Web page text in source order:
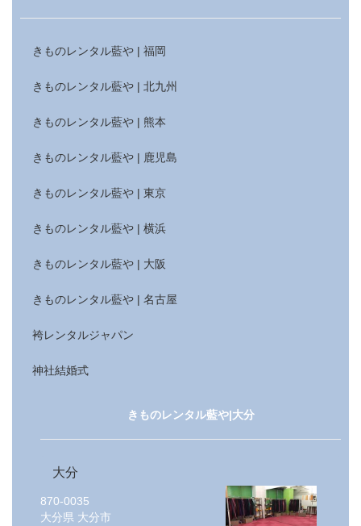
きものレンタル藍や | 福岡
きものレンタル藍や | 北九州
きものレンタル藍や | 熊本
きものレンタル藍や | 鹿児島
きものレンタル藍や | 東京
きものレンタル藍や | 横浜
きものレンタル藍や | 大阪
きものレンタル藍や | 名古屋
袴レンタルジャパン
神社結婚式
きものレンタル藍や|大分
大分
870-0035
大分県 大分市